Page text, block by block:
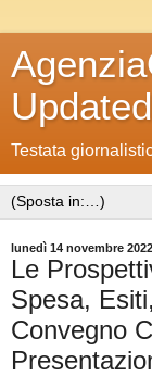
Testata
lunedì 14 novembre 2022
Le
Spesa,
Convegno